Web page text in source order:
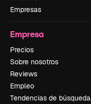
Empresas
Empresa
Precios
Sobre nosotros
Reviews
Empleo
Tendencias de búsqueda